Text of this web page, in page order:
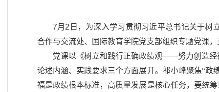
7月 2 日，为深入学习贯彻习近平总书记关于
合作与交流处、国际教育学院党支部组织专题党课
党课以《树立和践行正确政绩观——努力创造经
论述内涵、实践要求三个方面展开。祁小峰聚焦“政
福是政绩根本标准，高质量发展是核心任务，要统